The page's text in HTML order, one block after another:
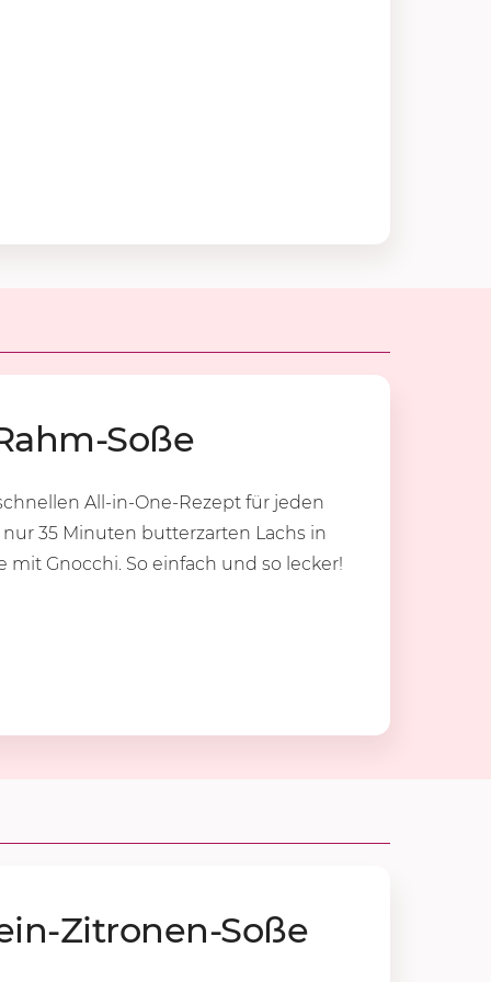
Soße
All-in-One-Rezept für jeden
35 Minuten butterzarten Lachs in
Gnocchi. So einfach und so lecker!
Zi­tro­nen-Soße